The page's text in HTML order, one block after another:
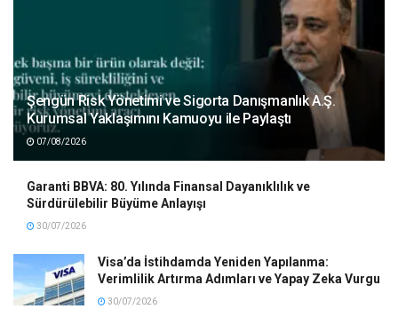
Şengün Risk Yönetimi ve Sigorta Danışmanlık A.Ş.
Kurumsal Yaklaşımını Kamuoyu ile Paylaştı
07/08/2026
Garanti BBVA: 80. Yılında Finansal Dayanıklılık ve
Sürdürülebilir Büyüme Anlayışı
30/07/2026
Visa’da İstihdamda Yeniden Yapılanma:
Verimlilik Artırma Adımları ve Yapay Zeka Vurgu
30/07/2026